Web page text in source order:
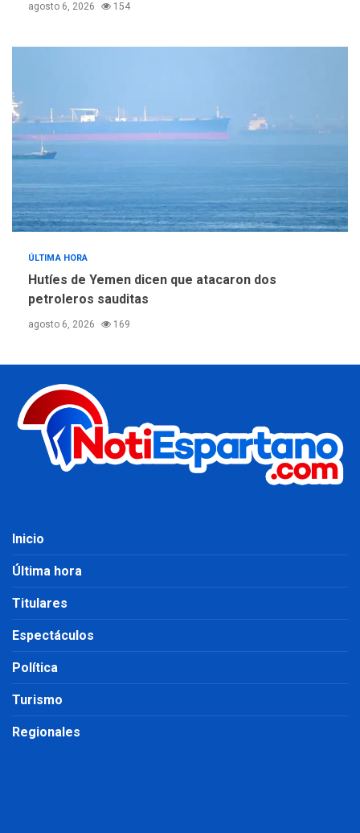
agosto 6, 2026 154
ÚLTIMA HORA
Hutíes de Yemen dicen que atacaron dos
petroleros sauditas
agosto 6, 2026 169
Inicio
Última hora
Titulares
Espectáculos
Política
Turismo
Regionales